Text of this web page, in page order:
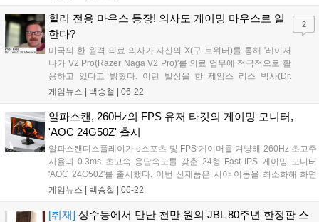
형상화한 미니 다이얼이 돋보이는 디자인을 갖추고 있다. 우측 3시 방향
의 초창기 포켓몬 로고, 그 외에 시계를 둘러싸고 있는 전체적인 빨간색,
파란색, 초록색의 텍스트는 포켓몬스터 게임 시리즈의 초창기를 상징하
는 적, 녹, 청의 색감으로 구성되어 있다....
힐러 전용 마우스 등장! 의사도 게이밍 마우스로 일
한다?
미국의 한 원격 의료 의사가 자신의 X(구 트위터)를 통해 '레이저
나가 V2 Pro(Razer Naga V2 Pro)'를 의료 업무에 적극적으로 활
용하고 있다고 밝혔다. 이런 발상을 한 제임스 리스 박사(Dr.
James Ries)는 응급 진료, 정신 건강, 체중 관리 등 미국 대부분
립자다. 레이저 나가는 측면에만 12개, 도합 19개의 버튼과 듀얼
모드 스크롤 휠로 무장하여 MMORPG 전용 마우스로 알려져 있
는데, 해당 의사는 각 버튼에 매크로 기능을 할당하여 복잡한 의
료 워크플로를 단순화했다고 한다....
게임뉴스 | 백승철 06-22
2
알파스캔, 260Hz의 FPS 유저 타깃의 게이밍 모니터,
'AOC 24G50Z' 출시
알파스캔디스플레이가 e스포츠 및 FPS 게이머를 겨냥해 260Hz 초고주
사율과 0.3ms 초고속 응답속도를 갖춘 24형 Fast IPS 게이밍 모니터
'AOC 24G50Z'를 출시했다. 이번 신제품은 시야 이동을 최소화해 화면
전체를 한눈에 파악할 수 있는 24인치 크기에 가변 주사율 동기화 기술
는 플레이 환경에서 안정적인 화면을 제공하는 것이 특징이다....
게임뉴스 | 백승철 06-22
[취재] 성수동에서 만난 천만 원의 JBL 80주년 한정판 스